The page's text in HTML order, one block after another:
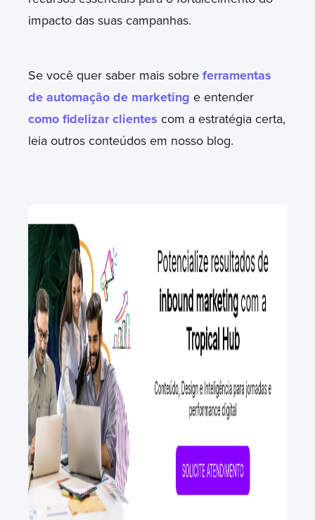
impacto das suas campanhas.
Se você quer saber mais sobre ferramentas
de automação de marketing e entender
como fidelizar clientes com a estratégia certa,
leia outros conteúdos em nosso blog.